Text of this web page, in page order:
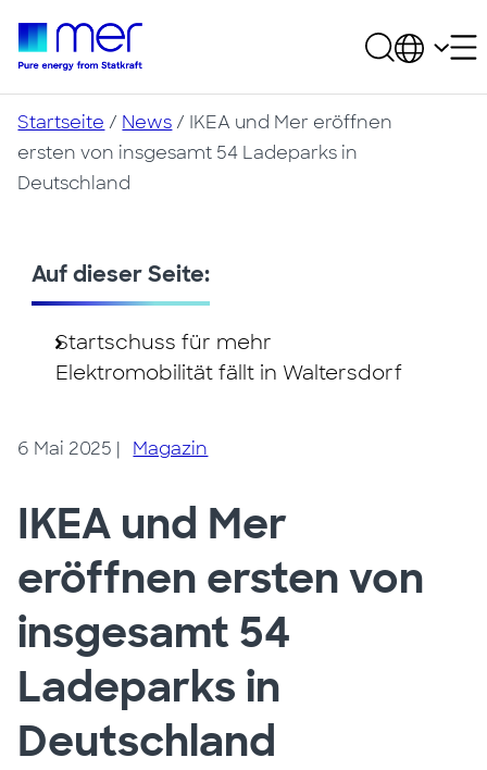
Startseite / News / IKEA und Mer eröffnen
ersten von insgesamt 54 Ladeparks in
Deutschland
Auf dieser Seite:
Startschuss für mehr
Elektromobilität fällt in Waltersdorf
6 Mai 2025 | Magazin
IKEA und Mer
eröffnen ersten von
insgesamt 54
Ladeparks in
Deutschland